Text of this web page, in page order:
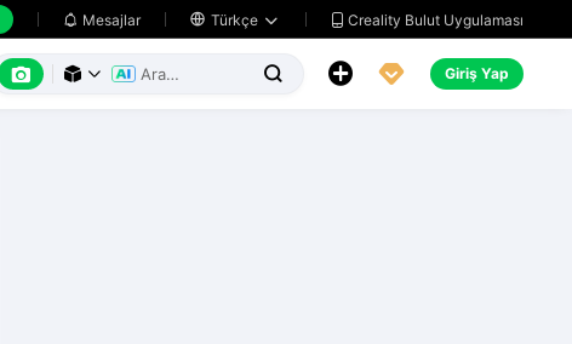
 Mesajlar  Türkçe   Creality Bulut Uygulaması
      Giriş Yap